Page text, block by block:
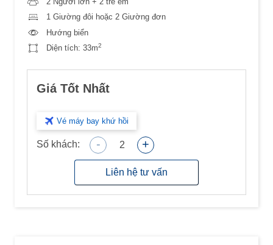
1 Giường đôi hoặc 2 Giường đơn
Hướng biển
Diện tích: 33m2
Giá Tốt Nhất
Vé máy bay khứ hồi
Số khách: - 2 +
Liên hệ tư vấn